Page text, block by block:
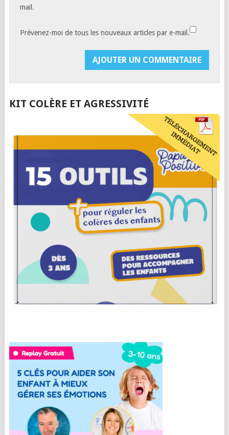
mail.
Prévenez-moi de tous les nouveaux articles par e-mail.
KIT COLÈRE ET AGRESSIVITÉ